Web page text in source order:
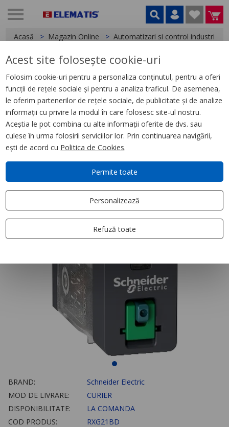
Acasă Magazin Online Automatizari si control industrial
< Relee
Releu Ambrosabil de Interfata,
Zelio Rxg, 2 C/O Standard, 24V
Cc, 5A, cu Ltb
BRAND:
Schneider Electric
MOD DE LIVRARE:
CURIER
DISPONIBILITATE:
LA COMANDA
COD PRODUS:
RXG21BD
Acest site folosește cookie-uri
Folosim cookie-uri pentru a personaliza conținutul, pentru a oferi
funcții de rețele sociale și pentru a analiza traficul. De asemenea,
le oferim partenerilor de rețele sociale, de publicitate și de analize
informații cu privire la modul în care folosesc site-ul nostru.
Aceștia le pot combina cu alte informații oferite de dvs. sau
culese în urma folosirii serviciilor lor. Prin continuarea navigării,
ești de acord cu Politica de Cookies.
Permite toate
Personalizează
Refuză toate